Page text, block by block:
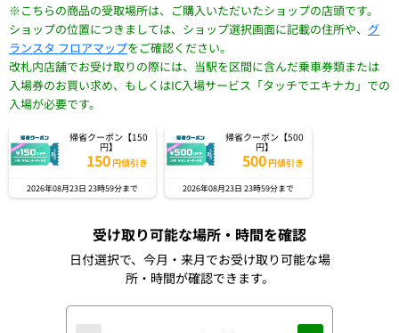
※こちらの商品の受取場所は、ご購入いただいたショップの店頭です。
ショップの位置につきましては、ショップ選択画面に記載の住所や、 グ
ランスタ フロアマップをご確認ください。
改札内店舗でお受け取りの際には、当駅を区間に含んだ乗車券類または
入場券のお買い求め、もしくはIC入場サービス「タッチでエキナカ」での
入場が必要です。
帰省クーポン【150
円】
150円値引き
2026年08月23日 23時59分まで
帰省クーポン【500
円】
500円値引き
2026年08月23日 23時59分まで
受け取り可能な場所・時間を確認
日付選択で、今月・来月でお受け取り可能な場
所・時間が確認できます。